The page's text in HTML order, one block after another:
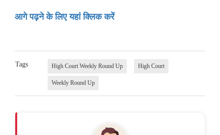
आगे पढ़ने के लिए यहां क्लिक करें
Tags High Court Weekly Round Up High Court
Weekly Round Up